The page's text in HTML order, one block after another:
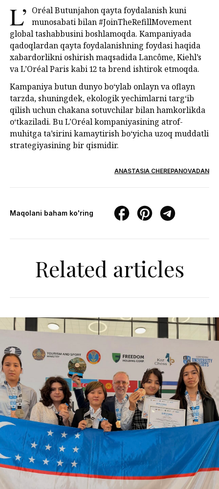
L’ Oréal Butunjahon qayta foydalanish kuni
munosabati bilan #JoinTheRefillMovement
global tashabbusini boshlamoqda. Kampaniyada
qadoqlardan qayta foydalanishning foydasi haqida
xabardorlikni oshirish maqsadida Lancôme, Kiehl’s
va L’Oréal Paris kabi 12 ta brend ishtirok etmoqda.
Kampaniya butun dunyo bo‘ylab onlayn va oflayn
tarzda, shuningdek, ekologik yechimlarni targ‘ib
qilish uchun chakana sotuvchilar bilan hamkorlikda
o‘tkaziladi. Bu L’Oréal kompaniyasining atrof-
muhitga ta’sirini kamaytirish bo‘yicha uzoq muddatli
strategiyasining bir qismidir.
ANASTASIA CHEREPANOVADAN
Maqolani baham ko'ring
Related articles